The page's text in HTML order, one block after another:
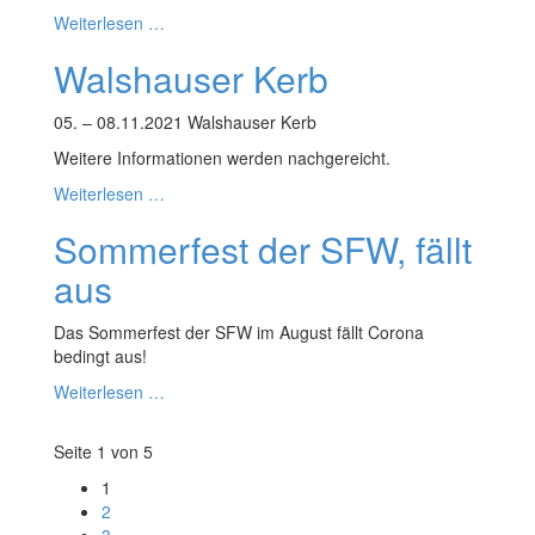
Weiterlesen …
Walshauser Kerb
05. – 08.11.2021 Walshauser Kerb
Weitere Informationen werden nachgereicht.
Weiterlesen …
Sommerfest der SFW, fällt
aus
Das Sommerfest der SFW im August fällt Corona
bedingt aus!
Weiterlesen …
Seite 1 von 5
1
2